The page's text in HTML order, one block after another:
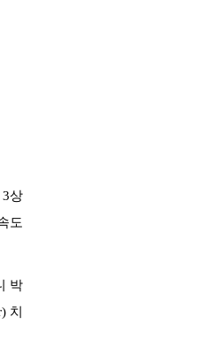
상
도
박
치